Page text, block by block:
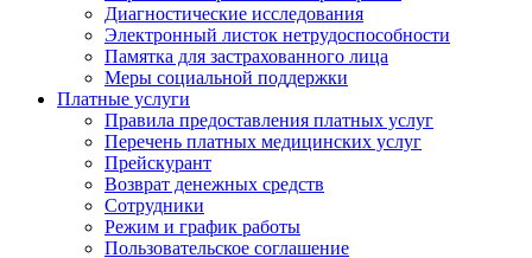
Диагностические исследования
Электронный листок нетрудоспособности
Памятка для застрахованного лица
Меры социальной поддержки
Платные услуги
Правила предоставления платных услуг
Перечень платных медицинских услуг
Прейскурант
Возврат денежных средств
Сотрудники
Режим и график работы
Пользовательское соглашение